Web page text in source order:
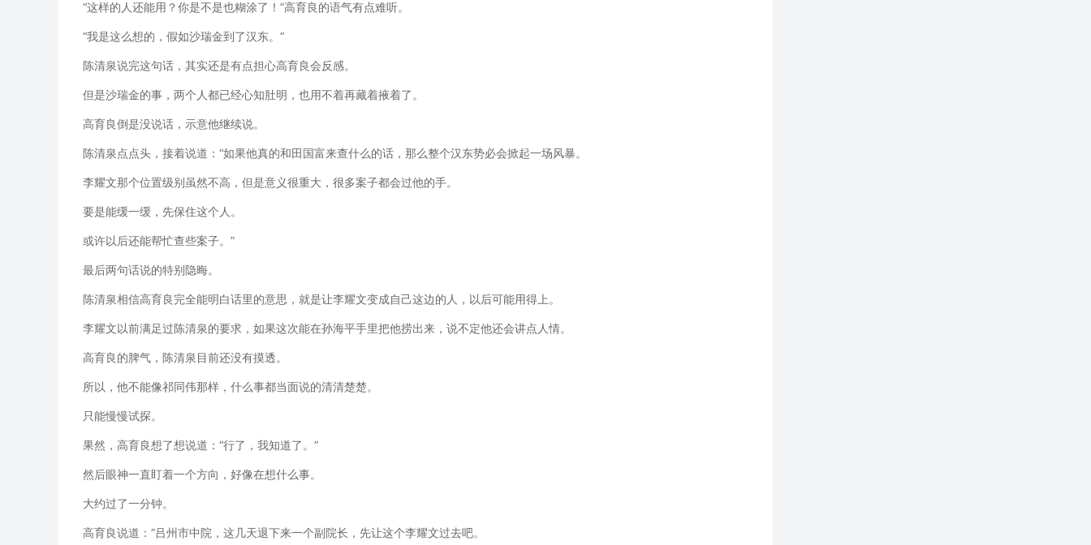
“这样的人还能用？你是不是也糊涂了！”高育良的语气有点难听。
“我是这么想的，假如沙瑞金到了汉东。”
陈清泉说完这句话，其实还是有点担心高育良会反感。
但是沙瑞金的事，两个人都已经心知肚明，也用不着再藏着掖着了。
高育良倒是没说话，示意他继续说。
陈清泉点点头，接着说道：“如果他真的和田国富来查什么的话，那么整个汉东势必会掀起一场风暴。
李耀文那个位置级别虽然不高，但是意义很重大，很多案子都会过他的手。
要是能缓一缓，先保住这个人。
或许以后还能帮忙查些案子。”
最后两句话说的特别隐晦。
陈清泉相信高育良完全能明白话里的意思，就是让李耀文变成自己这边的人，以后可能用得上。
李耀文以前满足过陈清泉的要求，如果这次能在孙海平手里把他捞出来，说不定他还会讲点人情。
高育良的脾气，陈清泉目前还没有摸透。
所以，他不能像祁同伟那样，什么事都当面说的清清楚楚。
只能慢慢试探。
果然，高育良想了想说道：“行了，我知道了。”
然后眼神一直盯着一个方向，好像在想什么事。
大约过了一分钟。
高育良说道：“吕州市中院，这几天退下来一个副院长，先让这个李耀文过去吧。